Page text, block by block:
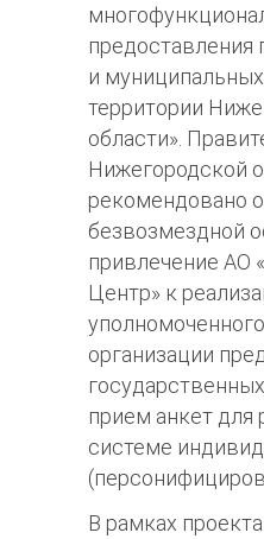
предоставления
и муниципальных
территории
области».
Нижегородской
рекомендовано
безвозмездной
привлечение АО
Центр» к
организации
прием анкет для
системе
В рамках проекта